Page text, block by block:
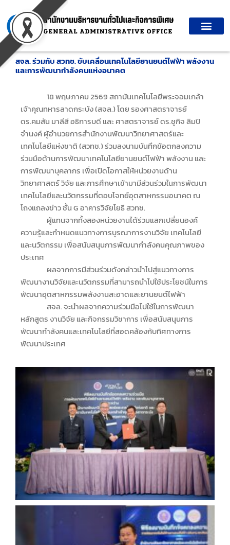
content
สจล. ร่วมกับ สวทช. ขับเคลื่อนเทคโนโลยียานยนต์ไฟฟ้า พลังงาน
และการพัฒนากำลังคนแห่งอนาคต
18 พฤษภาคม 2569 สถาบันเทคโนโลยีพระจอมเกล้า
เจ้าคุณทหารลาดกระบัง (สจล.) โดย รองศาสตราจารย์
ดร.คมสัน มาลีสี อธิการบดี และ ศาสตราจารย์ ดร.ชูกิจ ลิมปิ
จำนงค์ ผู้อำนวยการสำนักงานพัฒนาวิทยาศาสตร์และ
เทคโนโลยีแห่งชาติ (สวทช.) ร่วมลงนามบันทึกข้อตกลงความ
ร่วมมือด้านการพัฒนาเทคโนโลยียานยนต์ไฟฟ้า พลังงาน และ
การพัฒนาบุคลากร เพื่อเปิดโอกาสให้หน่วยงานด้าน
วิทยาศาสตร์ วิจัย และการศึกษาเข้ามามีส่วนร่วมในการพัฒนา
เทคโนโลยีและนวัตกรรมที่ตอบโจทย์อุตสาหกรรมอนาคต ณ
โถงแถลงข่าว ชั้น G อาคารวิจัยโยธี สวทช.
ผู้แทนจากทั้งสองหน่วยงานได้ร่วมแลกเปลี่ยนองค์
ความรู้และกำหนดแนวทางการบูรณาการงานวิจัย เทคโนโลยี
และนวัตกรรม เพื่อสนับสนุนการพัฒนากำลังคนคุณภาพของ
ประเทศ
ผลจากการมีส่วนร่วมดังกล่าวนำไปสู่แนวทางการ
พัฒนางานวิจัยและนวัตกรรมที่สามารถนำไปใช้ประโยชน์ในการ
พัฒนาอุตสาหกรรมพลังงานสะอาดและยานยนต์ไฟฟ้า
สจล. จะนำผลจากความร่วมมือไปใช้ในการพัฒนา
หลักสูตร งานวิจัย และกิจกรรมวิชาการ เพื่อสนับสนุนการ
พัฒนากำลังคนและเทคโนโลยีที่สอดคล้องกับทิศทางการ
พัฒนาประเทศ